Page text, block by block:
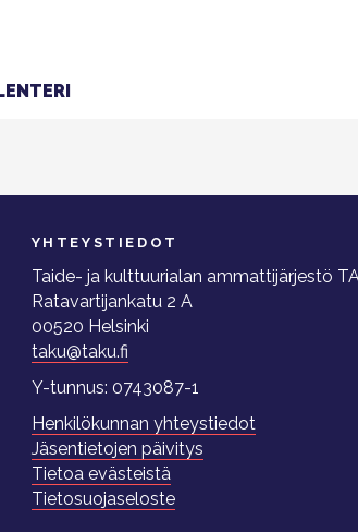
YHTEYSTIEDOT
Taide- ja kulttuurialan ammattijärjestö
Ratavartijankatu 2 A
00520 Helsinki
taku@taku.fi
Y-tunnus: 0743087-1
Henkilökunnan yhteystiedot
Jäsentietojen päivitys
Tietoa evästeistä
Tietosuojaseloste